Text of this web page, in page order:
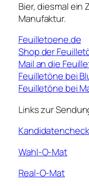
Bier, diesmal ein
Manufaktur.
Feuilletoene.de
Shop der
Mail an die
Feuilletöne bei
Feuilletöne bei
Links zur
Kandidatencheck
Wahl-O-Mat
Real-O-Mat